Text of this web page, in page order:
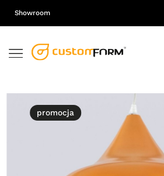
Showroom
promocja